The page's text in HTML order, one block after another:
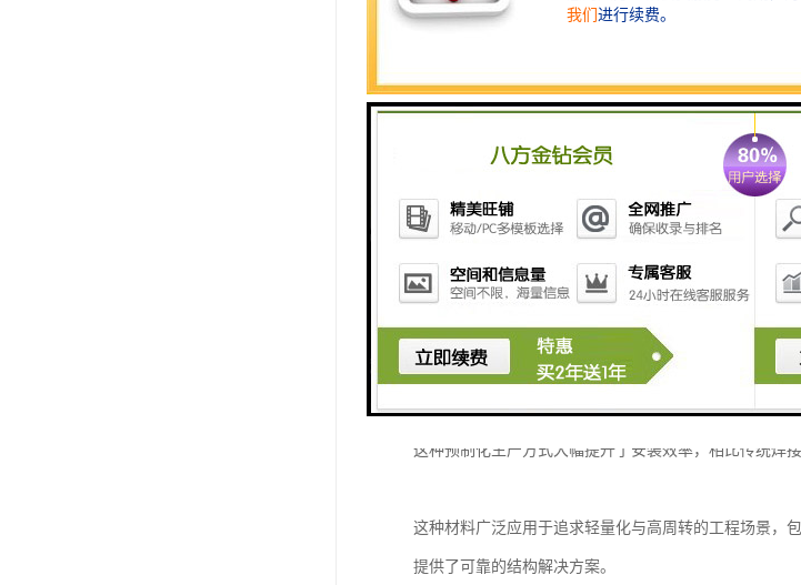
这种以热轧或冷弯工艺成型的开口截面型材，凭借其独
C型钢的性能优势
C型钢采用高延性钢材，通过多道次辊压形成流线型轮
这种结构设计使其能够替代传统角钢，实现较大跨度的
配合专业的连接方式，节点抗滑移系数表现良好，即使
精准高效的工程应用
C型钢的模块化加工精度极高，配合现代建筑信息模型
这种预制化生产方式大幅提升了安装效率，相比传统焊
这种材料广泛应用于追求轻量化与高周转的工程场景，
提供了可靠的结构解决方案。